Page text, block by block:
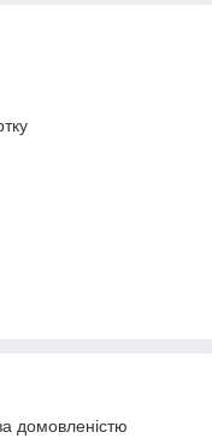
домовленістю